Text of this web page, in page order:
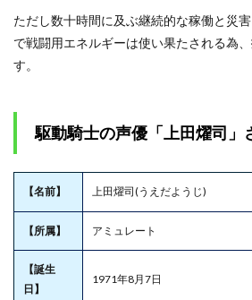
ただし数十時間に及ぶ継続的な稼働と災
で戦闘用エネルギーは使い果たされる為、
す。
駆動騎士の声優「上田燿司」
【名前】 上田燿司(うえだようじ)
【所属】 アミュレート
【誕生
日】
1971年8月7日